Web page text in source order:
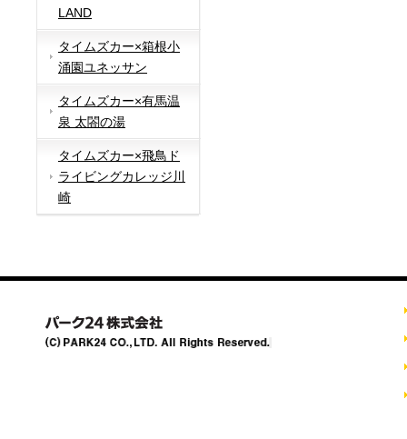
LAND
タイムズカー×箱根小
涌園ユネッサン
タイムズカー×有馬温
泉 太閤の湯
タイムズカー×飛鳥ド
ライビングカレッジ川
崎